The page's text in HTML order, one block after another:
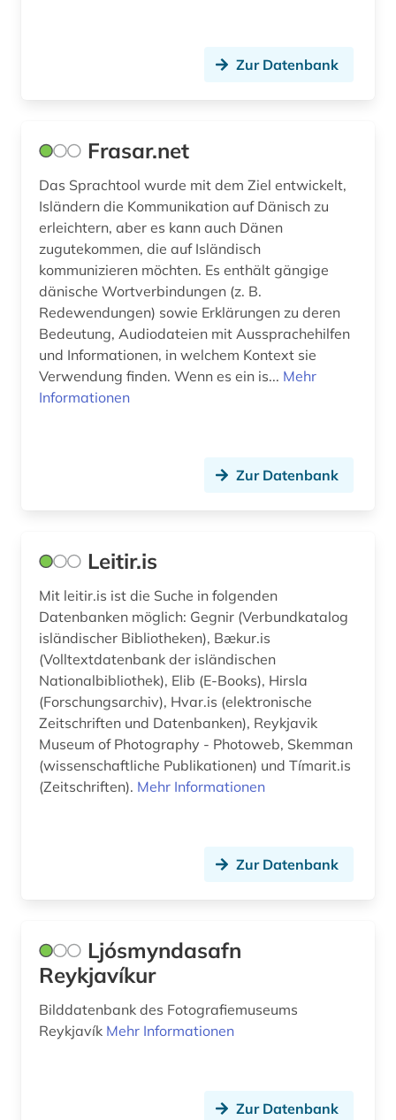
Zur Datenbank
Frasar.net
Das Sprachtool wurde mit dem Ziel entwickelt,
Isländern die Kommunikation auf Dänisch zu
erleichtern, aber es kann auch Dänen
zugutekommen, die auf Isländisch
kommunizieren möchten. Es enthält gängige
dänische Wortverbindungen (z. B.
Redewendungen) sowie Erklärungen zu deren
Bedeutung, Audiodateien mit Aussprachehilfen
und Informationen, in welchem Kontext sie
Verwendung finden. Wenn es ein is... Mehr
Informationen
Zur Datenbank
Leitir.is
Mit leitir.is ist die Suche in folgenden
Datenbanken möglich: Gegnir (Verbundkatalog
isländischer Bibliotheken), Bækur.is
(Volltextdatenbank der isländischen
Nationalbibliothek), Elib (E-Books), Hirsla
(Forschungsarchiv), Hvar.is (elektronische
Zeitschriften und Datenbanken), Reykjavik
Museum of Photography - Photoweb, Skemman
(wissenschaftliche Publikationen) und Tímarit.is
(Zeitschriften). Mehr Informationen
Zur Datenbank
Ljósmyndasafn
Reykjavíkur
Bilddatenbank des Fotografiemuseums
Reykjavík Mehr Informationen
Zur Datenbank